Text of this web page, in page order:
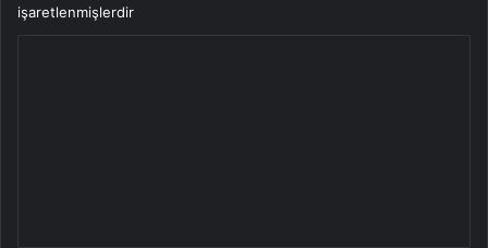
işaretlenmişlerdir